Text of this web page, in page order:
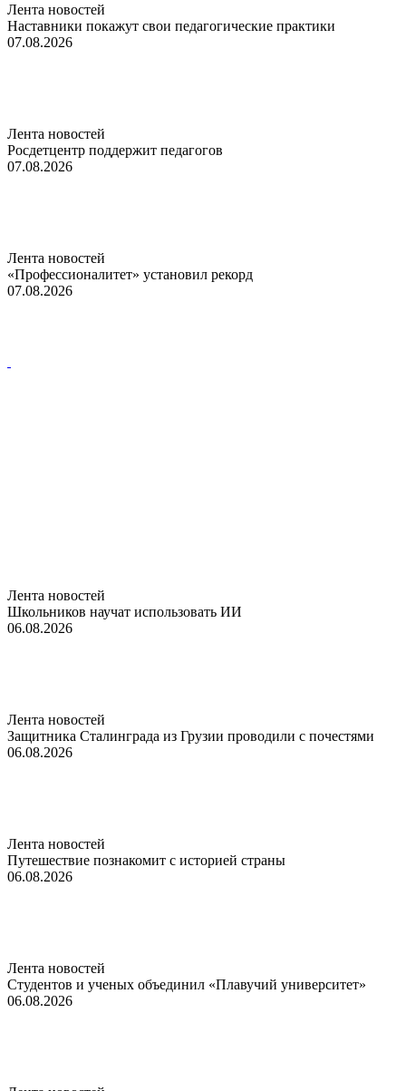
Лента новостей
Наставники покажут свои педагогические практики
07.08.2026
Лента новостей
Росдетцентр поддержит педагогов
07.08.2026
Лента новостей
«Профессионалитет» установил рекорд
07.08.2026
Лента новостей
Школьников научат использовать ИИ
06.08.2026
Лента новостей
Защитника Сталинграда из Грузии проводили с почестями
06.08.2026
Лента новостей
Путешествие познакомит с историей страны
06.08.2026
Лента новостей
Студентов и ученых объединил «Плавучий университет»
06.08.2026